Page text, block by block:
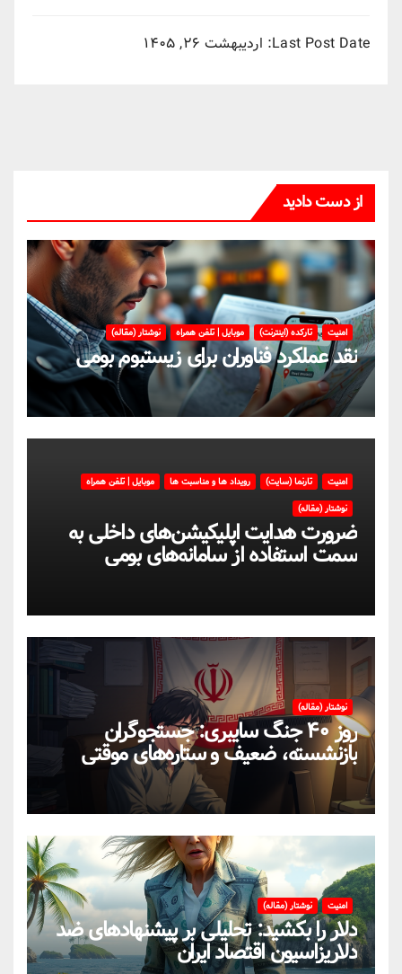
Last Post Date: اردیبهشت ۲۶, ۱۴۰۵
از دست دادید
امنیت تارکده (اینترنت) موبایل | تلفن همراه نوشتار (مقاله)
نقد عملکرد فناوران برای زیستبوم بومی
امنیت تارنما (سایت) رویداد ها و مناسبت ها
موبایل | تلفن همراه
نوشتار (مقاله)
ضرورت هدایت اپلیکیشن‌های داخلی به
سمت استفاده از سامانه‌های بومی
نوشتار (مقاله)
روز ۴۰ جنگ سایبری: جستجوگران
بازنشسته، ضعیف و ستاره‌های موقتی
ایران در بحران اینترنت!
امنیت نوشتار (مقاله)
دلار را بکشید: تحلیلی بر پیشنهادهای ضد
دلاریزاسیون اقتصاد ایران